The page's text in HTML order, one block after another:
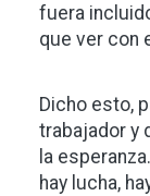
fuera
que ver con
Dicho esto,
trabajador y
la
hay lucha,